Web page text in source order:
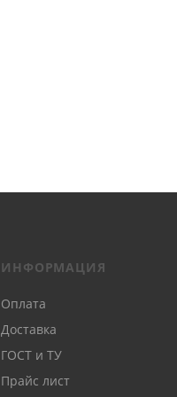
ИНФОРМАЦИЯ
Оплата
Доставка
ГОСТ и ТУ
Прайс лист